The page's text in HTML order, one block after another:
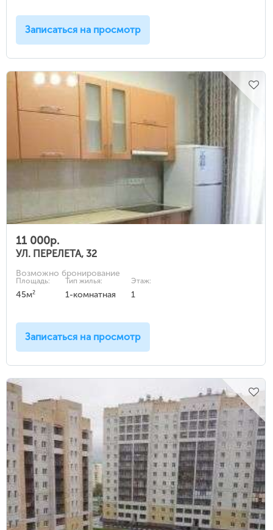
Записаться на просмотр
11 000р.
УЛ. ПЕРЕЛЕТА, 32
Возможно бронирование
Площадь:
45м2
Тип жилья:
1-комнатная
Этаж:
1
Записаться на просмотр